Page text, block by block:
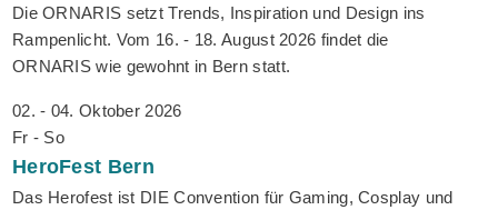
Die ORNARIS setzt Trends, Inspiration und Design ins
Rampenlicht. Vom 16. - 18. August 2026 findet die
ORNARIS wie gewohnt in Bern statt.
02. - 04. Oktober 2026
Fr - So
HeroFest Bern
Das Herofest ist DIE Convention für Gaming, Cosplay und